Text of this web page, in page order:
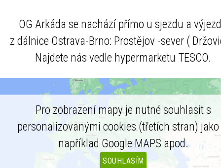
OG Arkáda se nachází přímo u sjezdu a
z dálnice Ostrava-Brno: Prostějov -sever (
Najdete nás vedle hypermarketu TESCO.
Pro zobrazení mapy je nutné souhlasit s
personalizovanými cookies (třetích stran)
například Google MAPS apod.
SOUHLASÍM